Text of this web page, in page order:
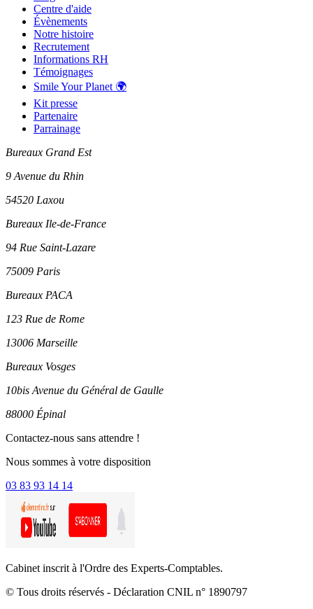
Centre d'aide
Évènements
Notre histoire
Recrutement
Informations RH
Témoignages
Smile Your Planet 🌍
Kit presse
Partenaire
Parrainage
Bureaux Grand Est
9 Avenue du Rhin
54520 Laxou
Bureaux Ile-de-France
94 Rue Saint-Lazare
75009 Paris
Bureaux PACA
123 Rue de Rome
13006 Marseille
Bureaux Vosges
10bis Avenue du Général de Gaulle
88000 Épinal
Contactez-nous sans attendre !
Nous sommes à votre disposition
03 83 93 14 14
Cabinet inscrit à l'Ordre des Experts-Comptables.
© Tous droits réservés - Déclaration CNIL n° 1890797